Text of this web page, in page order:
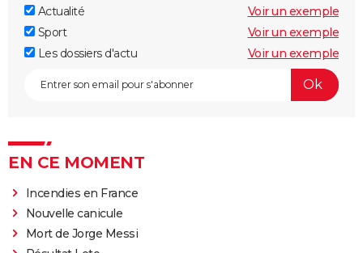
Actualité
Voir un exemple
Sport
Voir un exemple
Les dossiers d'actu
Voir un exemple
EN CE MOMENT
Incendies en France
Nouvelle canicule
Mort de Jorge Messi